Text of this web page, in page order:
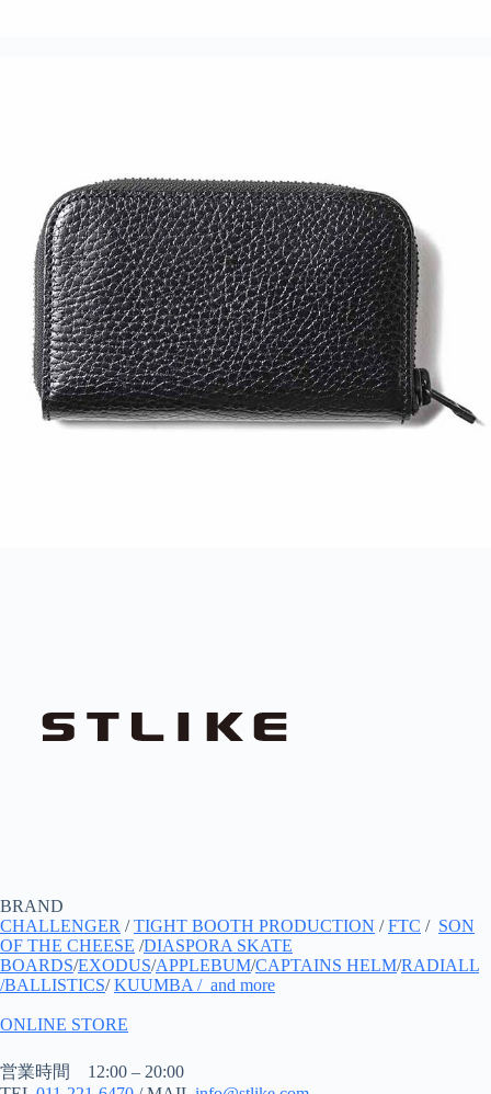
BRAND
CHALLENGER /TIGHT BOOTH PRODUCTION /FTC / SON
OF THE CHEESE /DIASPORA SKATE
BOARDS/EXODUS/APPLEBUM/CAPTAINS HELM/RADIALL
/BALLISTICS/KUUMBA / and more
ONLINE STORE
営業時間 12:00 – 20:00